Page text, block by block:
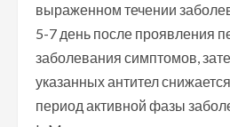
выраженном течении
5-7 день после проявления
заболевания симптомов,
указанных антител
период активной фазы